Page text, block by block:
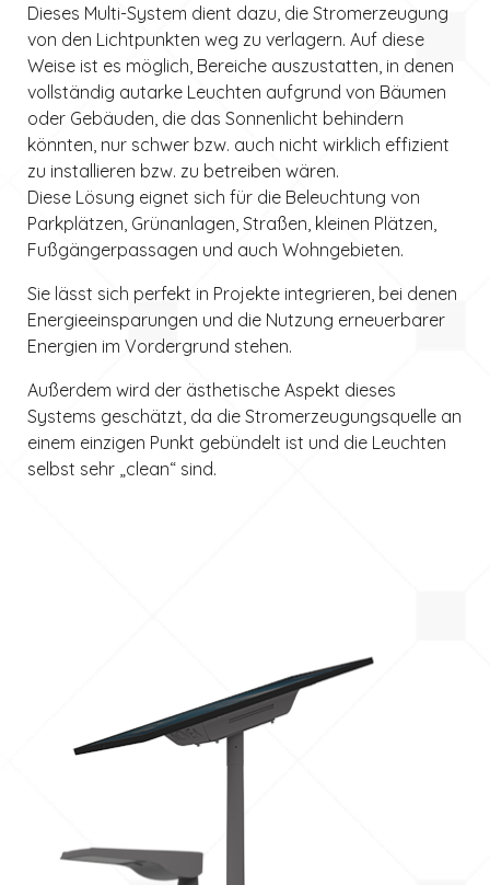
Dieses Multi-System dient dazu, die Stromerzeugung
von den Lichtpunkten weg zu verlagern. Auf diese
Weise ist es möglich, Bereiche auszustatten, in denen
vollständig autarke Leuchten aufgrund von Bäumen
oder Gebäuden, die das Sonnenlicht behindern
könnten, nur schwer bzw. auch nicht wirklich effizient
zu installieren bzw. zu betreiben wären.
Diese Lösung eignet sich für die Beleuchtung von
Parkplätzen, Grünanlagen, Straßen, kleinen Plätzen,
Fußgängerpassagen und auch Wohngebieten.
Sie lässt sich perfekt in Projekte integrieren, bei denen
Energieeinsparungen und die Nutzung erneuerbarer
Energien im Vordergrund stehen.
Außerdem wird der ästhetische Aspekt dieses
Systems geschätzt, da die Stromerzeugungsquelle an
einem einzigen Punkt gebündelt ist und die Leuchten
selbst sehr „clean“ sind.